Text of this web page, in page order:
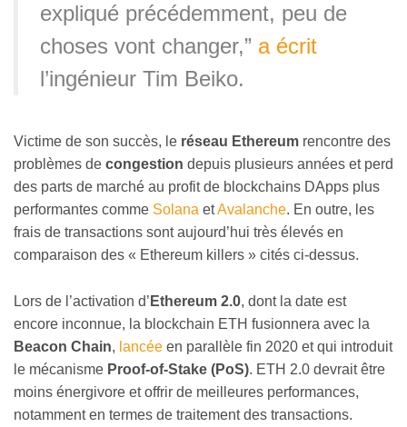
expliqué précédemment, peu de
choses vont changer,” a écrit
l’ingénieur Tim Beiko.
Victime de son succès, le réseau Ethereum rencontre des
problèmes de congestion depuis plusieurs années et perd
des parts de marché au profit de blockchains DApps plus
performantes comme Solana etAvalanche. En outre, les
frais de transactions sont aujourd’hui très élevés en
comparaison des « Ethereum killers » cités ci-dessus.
Lors de l’activation d’ Ethereum 2.0, dont la date est
encore inconnue, la blockchain ETH fusionnera avec la
Beacon Chain, lancée en parallèle fin 2020 et qui introduit
le mécanisme Proof-of-Stake (PoS). ETH 2.0 devrait être
moins énergivore et offrir de meilleures performances,
notamment en termes de traitement des transactions.